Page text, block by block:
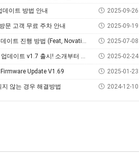
데이트 방법 안내 2025-09-26
문 고객 무료 주차 안내 2025-09-19
행 방법 (Feat, Novation Components) 2025-07-08
v1.7 출시! 소개부터 설치 방법까지 2025-02-24
Firmware Update V1.69 2025-01-23
않는 경우 해결방법 2024-12-10